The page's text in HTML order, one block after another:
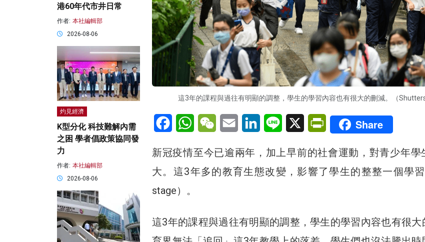
這3年的課程與過往有明顯的調整，學生的學習內容也有很大的刪減。（
FacebookWhatsAppWeChatEmail LinkedInLine X PrintFriendly
Share
新冠疫情至今已逾兩年，加上早前的社會運動，對青少年學
大。這3年多的教育生態改變，影響了學生的整整一個學
stage）。
這3年的課程與過往有明顯的調整，學生的學習內容也有很大
港60年代市井日常
作者: 本社編輯部
2026-08-06
灼見經濟
K型分化 科技難解內需
之困 學者倡政策協同發
力
作者: 本社編輯部
2026-08-06